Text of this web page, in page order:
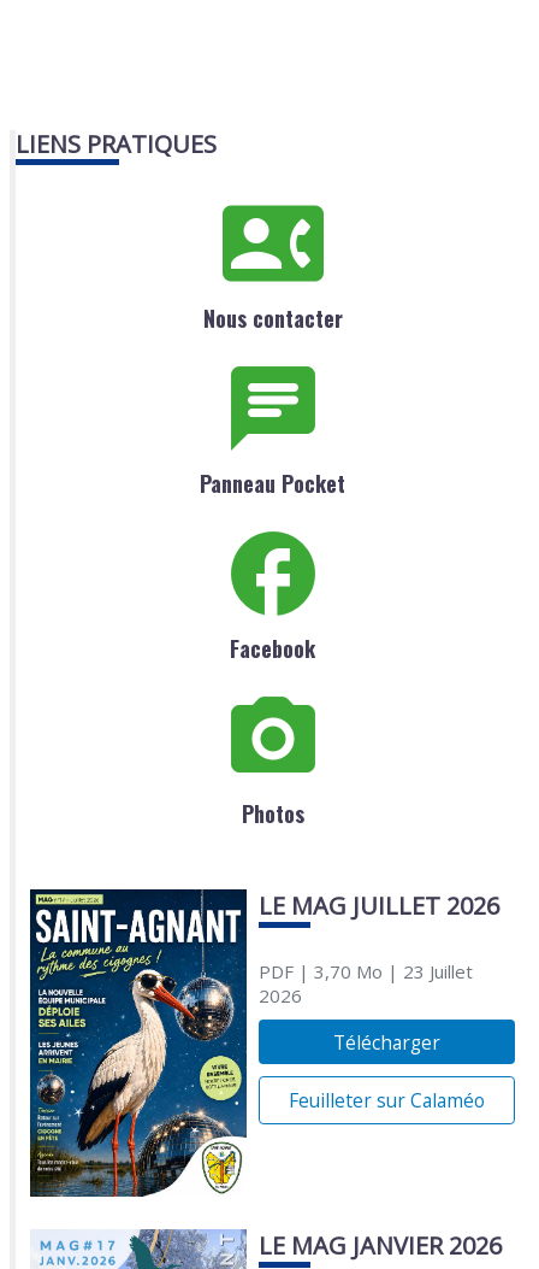
LIENS PRATIQUES
Nous contacter
Panneau Pocket
Facebook
Photos
LE MAG JUILLET 2026
PDF| 3,70 Mo | 23 Juillet
2026
Télécharger
Feuilleter sur Calaméo
LE MAG JANVIER 2026